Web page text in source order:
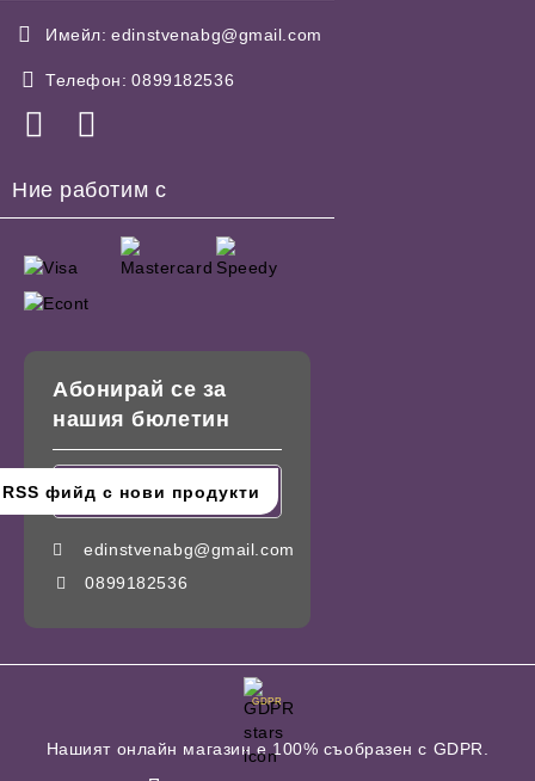
Имейл: edinstvenabg@gmail.com
Телефон: 0899182536
Ние работим с
Абонирай се за
нашия бюлетин
edinstvenabg@gmail.com
0899182536
GDPR
Нашият онлайн магазин е 100% съобразен с GDPR.